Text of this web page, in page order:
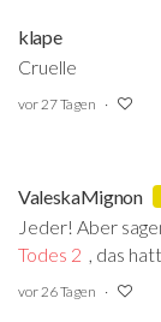
klape
Cruelle
vor 27 Tagen
ValeskaMignon
Jeder! Aber
Todes 2
, das
vor 26 Tagen